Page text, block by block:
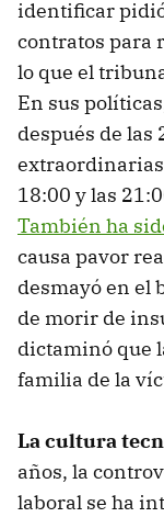
identificar
contratos para
lo que el
En sus
después de las
extraordinarias
18:00 y las
También ha
causa pavor
desmayó en el
de morir de
dictaminó que
familia de la
La cultura
años, la
laboral se ha